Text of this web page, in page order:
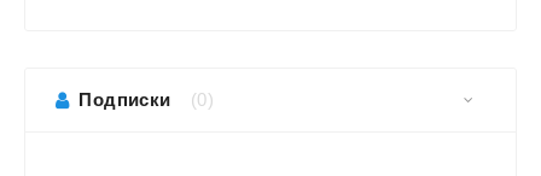
Подписки (0)